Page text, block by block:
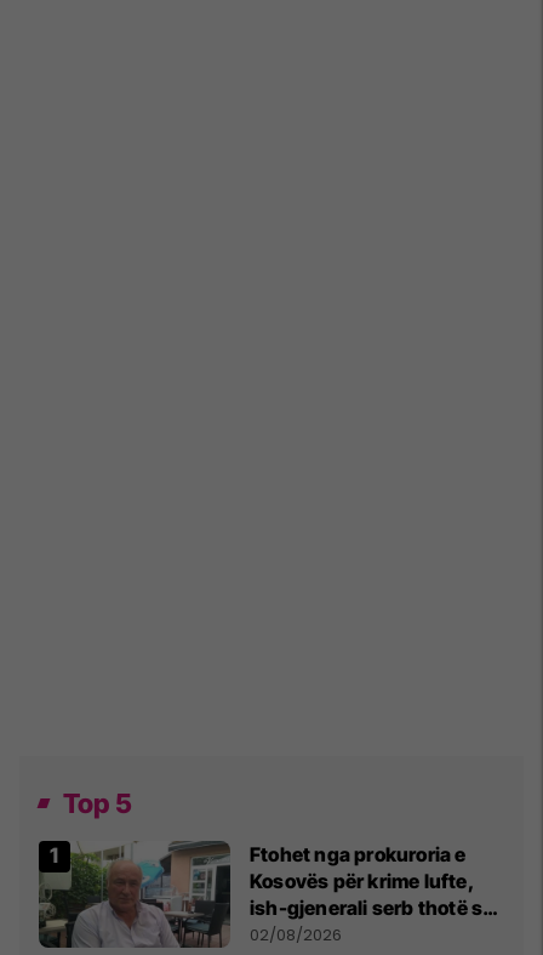
Top 5
Ftohet nga prokuroria e
Kosovës për krime lufte,
ish-gjenerali serb thotë se
dikush e tradhtoi në
02/08/2026